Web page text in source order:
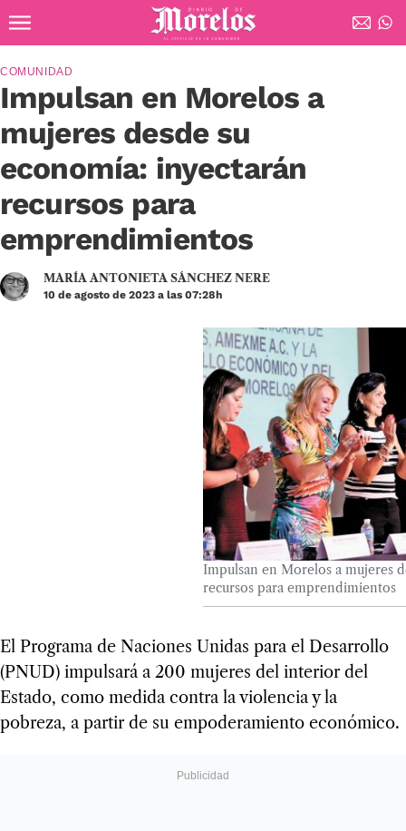
Diario de Morelos
Impulsan en Morelos a
mujeres desde su
economía: inyectarán
recursos para
emprendimientos
COMUNIDAD
MARÍA ANTONIETA SÁNCHEZ NERE
10 de agosto de 2023 a las 07:28h
Impulsan en Morelos a mujeres
recursos para emprendimientos
El Programa de Naciones Unidas para el Desarrollo
(PNUD) impulsará a 200 mujeres del interior del
Estado, como medida contra la violencia y la
pobreza, a partir de su empoderamiento económico.